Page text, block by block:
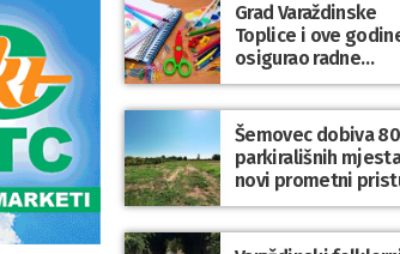
Grad Varaždinske
Toplice i ove
osigurao radne
bilježnice i dodatni
obrazovni materijal
sve osnovnoškolce
Šemovec dobiva 80
parkirališnih
novi prometni
groblju